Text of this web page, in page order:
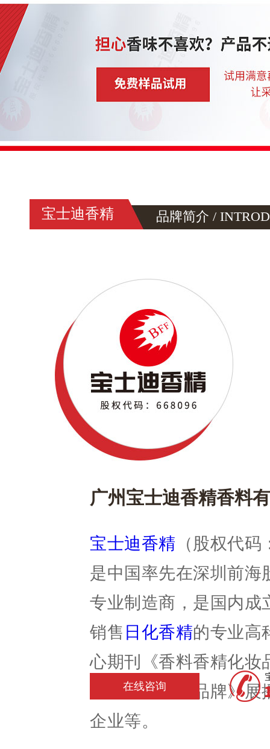
宝士迪香精 品牌简介 /
广州宝士迪香精香料
宝士迪香精 （股权代
是中国率先在深圳前海
专业制造商，是国内成
销售 日化香精的专业高
心期刊《香料香精化妆
视台《中国星品牌》
企业等。
在线咨询